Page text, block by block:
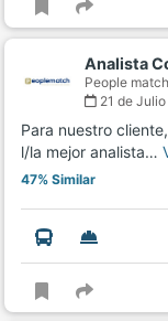
Analista
People
21 de
Para nuestro
l/la mejor analista…
47% Similar